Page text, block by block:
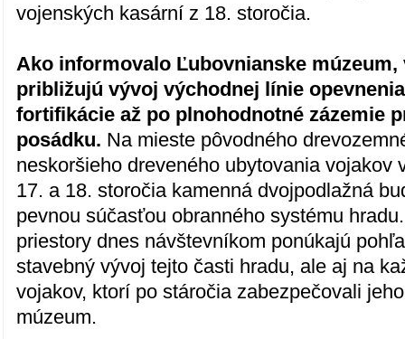
vojenských kasární z 18. storočia.
Ako informovalo Ľubovnianske múzeum,
približujú vývoj východnej línie
fortifikácie až po plnohodnotné zázemie
posádku. Na mieste pôvodného
neskoršieho dreveného ubytovania vojakov
17. a 18. storočia kamenná dvojpodlažná
pevnou súčasťou obranného systému
priestory dnes návštevníkom ponúkajú
stavebný vývoj tejto časti hradu, ale aj na
vojakov, ktorí po stáročia zabezpečovali
múzeum.